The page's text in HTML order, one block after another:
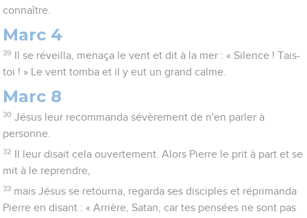
connaître.
Marc 4
39
Il se réveilla, menaça le vent et dit à la mer : « Silence ! Tais-
toi ! » Le vent tomba et il y eut un grand calme.
Marc 8
30 Jésus leur recommanda sévèrement de n'en parler à
personne.
32
Il leur disait cela ouvertement. Alors Pierre le prit à part et se
mit à le reprendre,
33 mais Jésus se retourna, regarda ses disciples et réprimanda
Pierre en disant : « Arrière, Satan, car tes pensées ne sont pas